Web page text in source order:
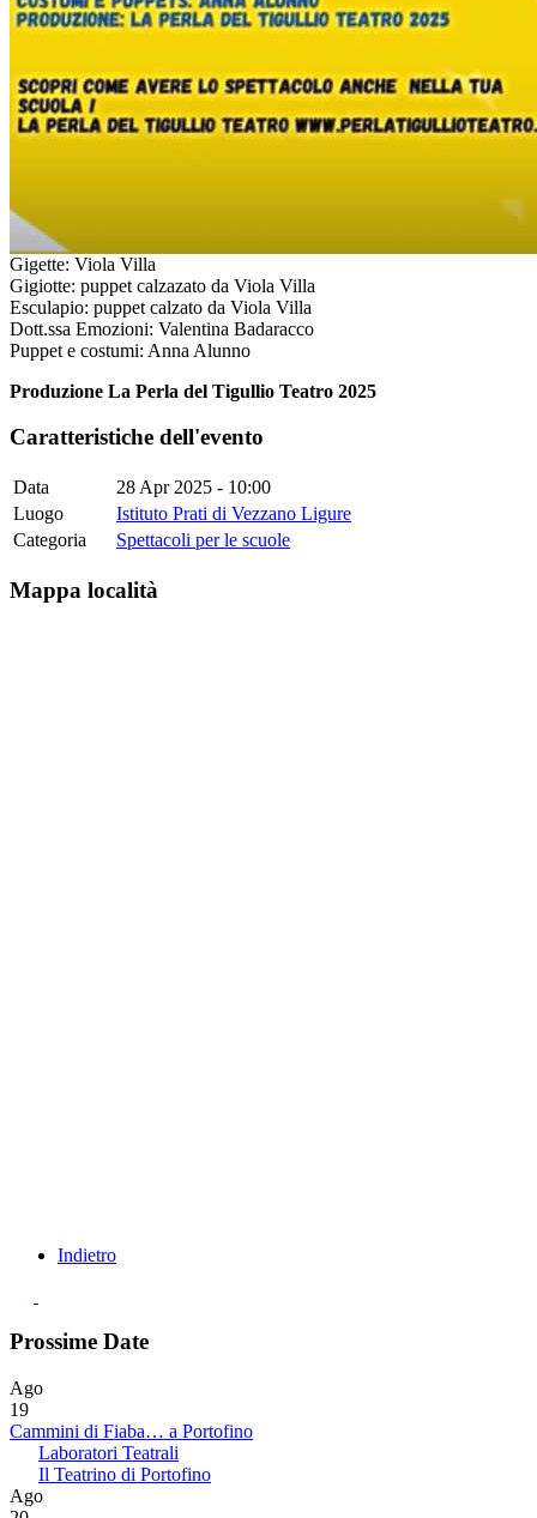
Gigette: Viola Villa
Gigiotte: puppet calzazato da Viola Villa
Esculapio: puppet calzato da Viola Villa
Dott.ssa Emozioni: Valentina Badaracco
Puppet e costumi: Anna Alunno
Produzione La Perla del Tigullio Teatro 2025
Caratteristiche dell'evento
Data
28 Apr 2025 - 10:00
Luogo
Istituto Prati di Vezzano Ligure
Categoria
Spettacoli per le scuole
Mappa località
Indietro
Prossime Date
Ago
19
Cammini di Fiaba… a Portofino
Laboratori Teatrali
Il Teatrino di Portofino
Ago